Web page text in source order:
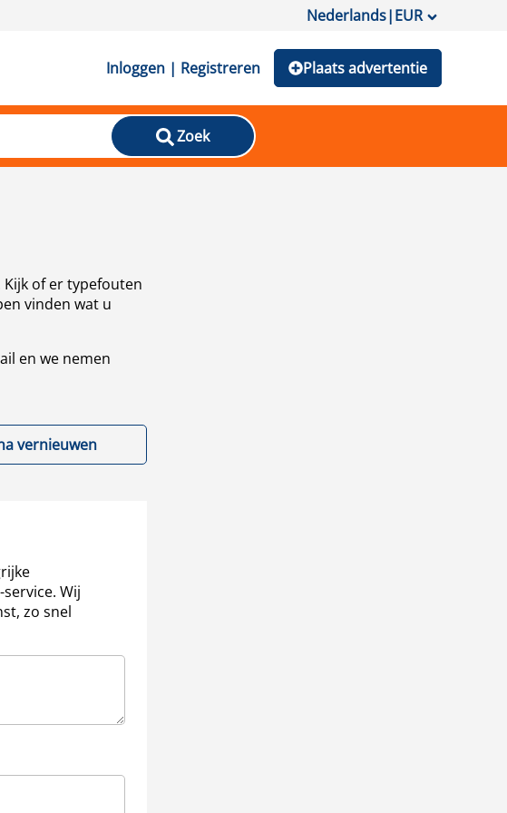
Nederlands|EUR
Inloggen | Registreren Plaats advertentie
Zoek
of er typefouten
vinden wat u
en we nemen
vernieuwen
Wij
zo snel